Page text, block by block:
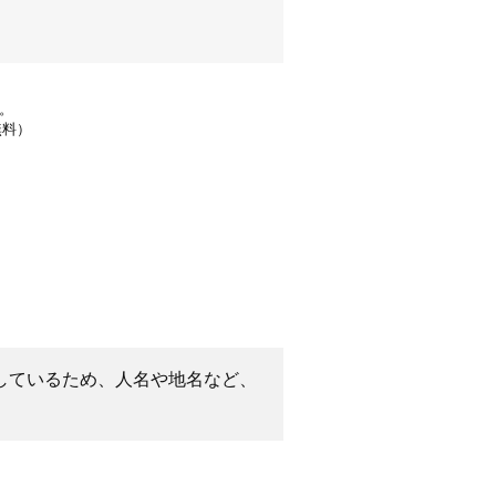
）
いるため、人名や地名など、